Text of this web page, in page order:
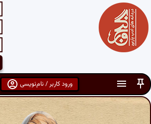
ورود کاربر / نام‌نویسی